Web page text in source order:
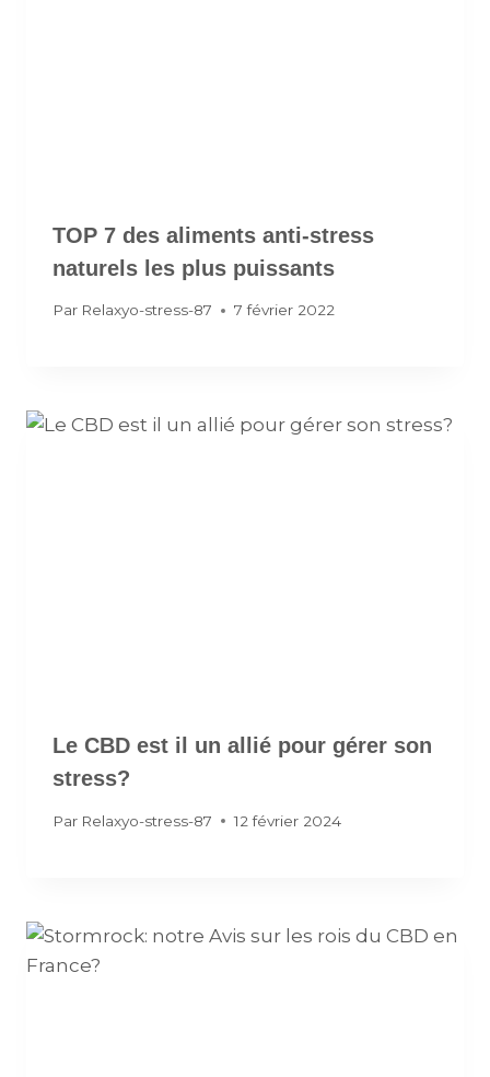
TOP 7 des aliments anti-stress
naturels les plus puissants
Par Relaxyo-stress-87 7 février 2022
Le CBD est il un allié pour gérer son
stress?
Par Relaxyo-stress-87 12 février 2024